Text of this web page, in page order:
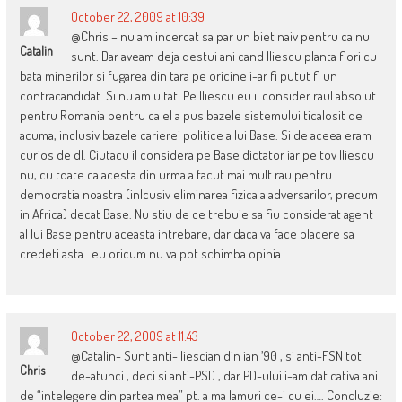
Catalin
October 22, 2009 at 10:39
@Chris – nu am incercat sa par un biet naiv pentru ca nu
sunt. Dar aveam deja destui ani cand Iliescu planta flori cu
bata minerilor si fugarea din tara pe oricine i-ar fi putut fi un
contracandidat. Si nu am uitat. Pe Iliescu eu il consider raul absolut
pentru Romania pentru ca el a pus bazele sistemului ticalosit de
acuma, inclusiv bazele carierei politice a lui Base. Si de aceea eram
curios de dl. Ciutacu il considera pe Base dictator iar pe tov Iliescu
nu, cu toate ca acesta din urma a facut mai mult rau pentru
democratia noastra (inlcusiv eliminarea fizica a adversarilor, precum
in Africa) decat Base. Nu stiu de ce trebuie sa fiu considerat agent
al lui Base pentru aceasta intrebare, dar daca va face placere sa
credeti asta.. eu oricum nu va pot schimba opinia.
Chris
October 22, 2009 at 11:43
@Catalin- Sunt anti-Iliescian din ian ’90 , si anti-FSN tot
de-atunci , deci si anti-PSD , dar PD-ului i-am dat cativa ani
de “intelegere din partea mea” pt. a ma lamuri ce-i cu ei…. Concluzie: